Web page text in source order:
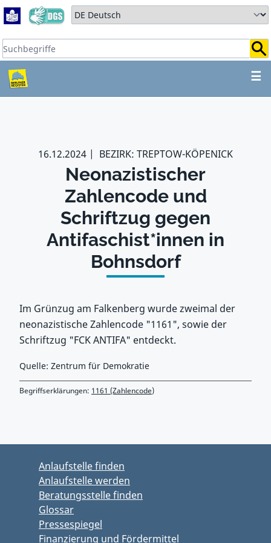
Zum Hauptbereich springen
Zum Hauptmenü springen
Sprache auswählen:
Suchbegriffe:
☰
ZUM HAUPTBEREICH
16.12.2024 BEZIRK: TREPTOW-KÖPENICK
Neonazistischer
Zahlencode und
Schriftzug gegen
Antifaschist*innen in
Bohnsdorf
Im Grünzug am Falkenberg wurde zweimal der
neonazistische Zahlencode "1161", sowie der
Schriftzug "FCK ANTIFA" entdeckt.
Quelle: Zentrum für Demokratie
Begriffserklärungen: 1161 (Zahlencode)
Anlaufstelle finden
Anlaufstelle werden
Beratungsstelle finden
Glossar
Pressespiegel
Finanzierung und Fördermittel